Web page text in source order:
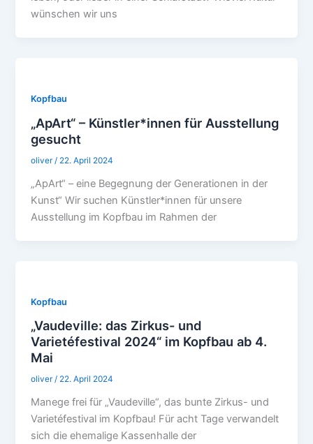
wünschen wir uns
Kopfbau
„ApArt“ – Künstler*innen für Ausstellung
gesucht
oliver/ 22. April 2024
„ApArt“ – eine Begegnung der Generationen in der
Kunst“ Wir suchen Künstler*innen für unsere
Ausstellung im Kopfbau im Rahmen der
Kopfbau
„Vaudeville: das Zirkus- und
Varietéfestival 2024“ im Kopfbau ab 4.
Mai
oliver/ 22. April 2024
Manege frei für „Vaudeville“, das bunte Zirkus- und
Varietéfestival im Kopfbau! Für acht Tage verwandelt
sich die ehemalige Kassenhalle der